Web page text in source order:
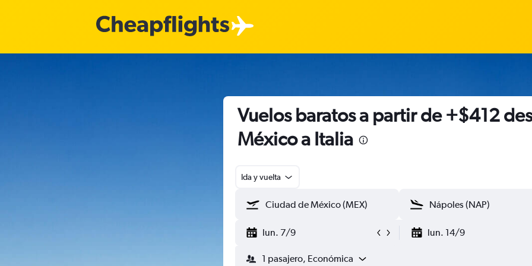
Vuelos baratos a partir de +$412
México a Italia
Ida y vuelta
lun. 7/9 lun. 14/9
1 pasajero, Económica